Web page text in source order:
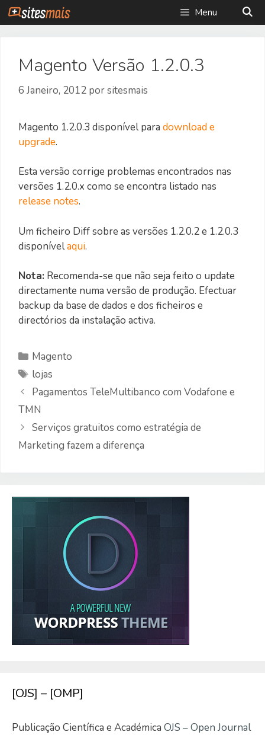
Saltar
para
Menu
Magento Versão 1.2.0.3
6 Janeiro, 2012 porsitesmais
Magento 1.2.0.3 disponível para download e
upgrade.
Esta versão corrige problemas encontrados nas
versões 1.2.0.x como se encontra listado nas
release notes.
Um ficheiro Diff sobre as versões 1.2.0.2 e 1.2.0.3
disponívelaqui.
Nota: Recomenda-se que não seja feito o update
directamente numa versão de produção. Efectuar
backup da base de dados e dos ficheiros e
directórios da instalação activa.
Categorias
Magento
Etiquetas
lojas
Pagamentos TeleMultibanco com Vodafone e
TMN
Serviços gratuitos como estratégia de
Marketing fazem a diferença
[OJS] – [OMP]
Publicação Científica e Académica OJS – Open Journal